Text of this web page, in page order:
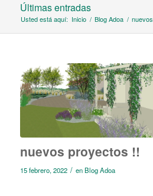
Últimas entradas
Usted está aquí: Inicio / Blog Adoa /
nuevos proyectos !!
15 febrero, 2022 / enBlog Adoa